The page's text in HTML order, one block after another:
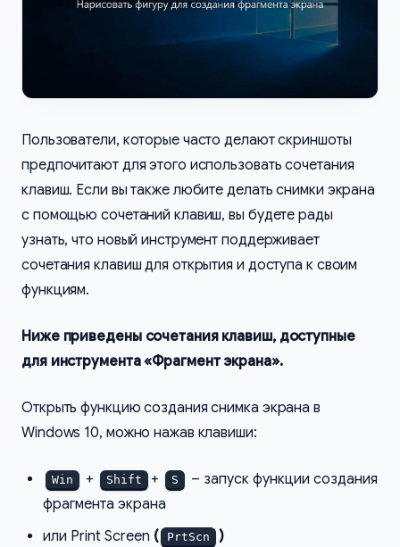
Пользователи, которые часто делают скриншоты
предпочитают для этого использовать сочетания
клавиш. Если вы также любите делать снимки экрана
с помощью сочетаний клавиш, вы будете рады
узнать, что новый инструмент поддерживает
сочетания клавиш для открытия и доступа к своим
функциям.
Ниже приведены сочетания клавиш, доступные
для инструмента «Фрагмент экрана».
Открыть функцию создания снимка экрана в
Windows 10, можно нажав клавиши:
Win + Shift + S
– запуск функции создания
фрагмента экрана
или Print Screen ( PrtScn )